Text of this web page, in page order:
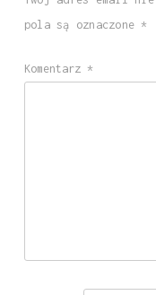
pola są oznaczone *
Komentarz *